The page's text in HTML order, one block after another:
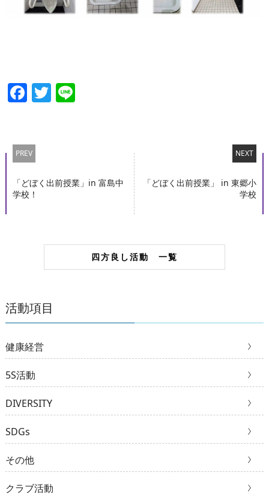
Facebook
Twitter
Line
PREV
「どぼく出前授業」in 富島中
学校！
NEXT
「どぼく出前授業」 in 東郷小
学校
四方良し活動 一覧
活動項目
健康経営
5S活動
DIVERSITY
SDGs
その他
クラブ活動